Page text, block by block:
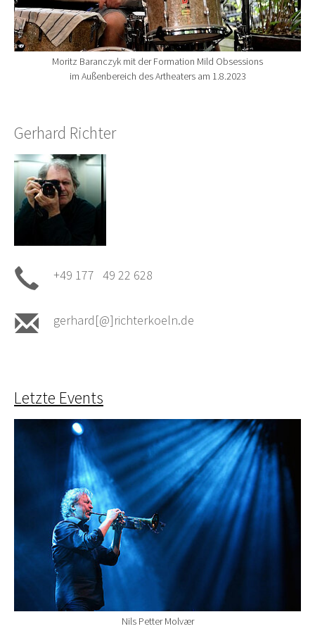
Moritz Baranczyk mit der Formation Mild Obsessions
im Außenbereich des Artheaters am 1.8.2023
Gerhard Richter
+49 177 49 22 628
gerhard[@]richterkoeln.de
Letzte Events
Nils Petter Molvær